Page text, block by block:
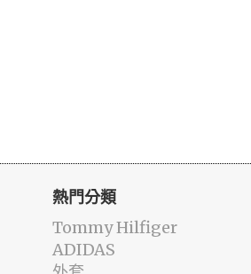
熱門分類
Tommy Hilfiger
ADIDAS